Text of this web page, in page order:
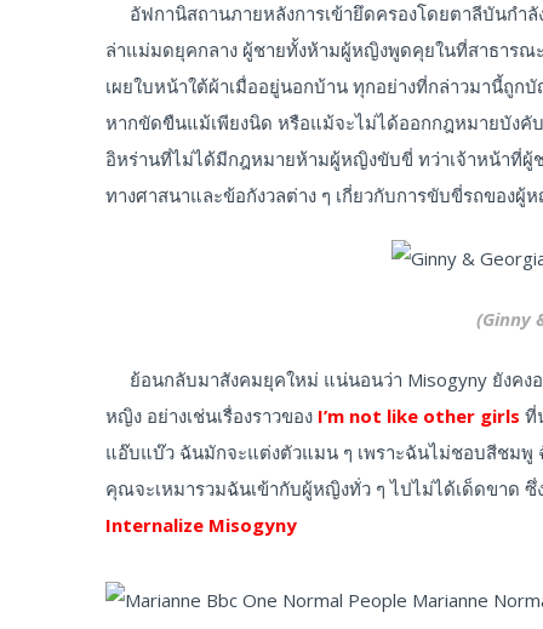
อัฟกานิสถานภายหลังการเข้ายึดครองโดยตาลีบันกำ
ล่าแม่มดยุคกลาง ผู้ชายทั้งห้ามผู้หญิงพูดคุยในที่สาธาร
เผยใบหน้าใต้ผ้าเมื่ออยู่นอกบ้าน ทุกอย่างที่กล่าวมานี้ถู
หากขัดขืนแม้เพียงนิด หรือแม้จะไม่ได้ออกกฎหมายบังคั
อิหร่านที่ไม่ได้มีกฎหมายห้ามผู้หญิงขับขี่ ทว่าเจ้าหน้าที่
ทางศาสนาและข้อกังวลต่าง ๆ เกี่ยวกับการขับขี่รถของผู้
(Ginny
ย้อนกลับมาสังคมยุคใหม่ แน่นอนว่า Misogyny ยังคง
หญิง อย่างเช่นเรื่องราวของ I’m not like other girls ที่
แอ๊บแบ๊ว ฉันมักจะแต่งตัวแมน ๆ เพราะฉันไม่ชอบสีชมพู
คุณจะเหมารวมฉันเข้ากับผู้หญิงทั่ว ๆ ไปไม่ได้เด็ดขาด
Internalize Misogyny